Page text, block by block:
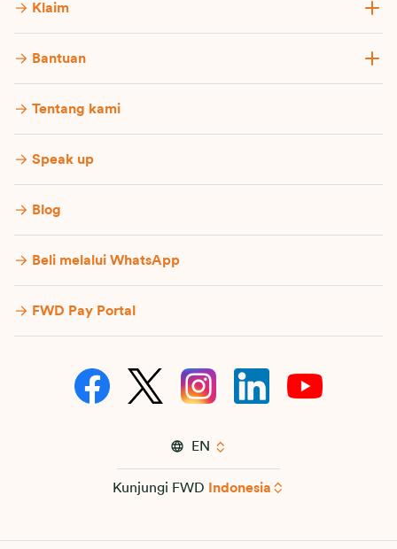
Klaim
Bantuan
Tentang kami
Speak up
Blog
Beli melalui WhatsApp
FWD Pay Portal
EN
Kunjungi FWD Indonesia